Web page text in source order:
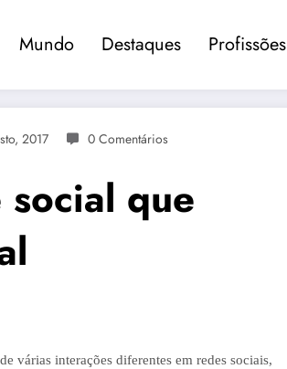
Mundo Destaques Profissões
2017 0 Comentários
social que
várias interações diferentes em redes sociais,